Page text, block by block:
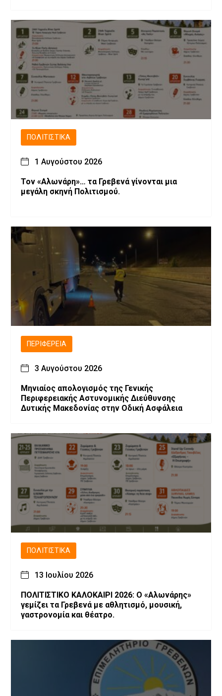
ΠΟΛΙΤΙΣΤΙΚΆ
1 Αυγούστου 2026
Τον «Αλωνάρη»… τα Γρεβενά γίνονται μια
μεγάλη σκηνή Πολιτισμού.
ΠΕΡΙΦΈΡΕΙΑ
3 Αυγούστου 2026
Μηνιαίος απολογισμός της Γενικής
Περιφερειακής Αστυνομικής Διεύθυνσης
Δυτικής Μακεδονίας στην Οδική Ασφάλεια
ΠΟΛΙΤΙΣΤΙΚΆ
13 Ιουλίου 2026
ΠΟΛΙΤΙΣΤΙΚΟ ΚΑΛΟΚΑΙΡΙ 2026: Ο «Αλωνάρης»
γεμίζει τα Γρεβενά με αθλητισμό, μουσική,
γαστρονομία και θέατρο.